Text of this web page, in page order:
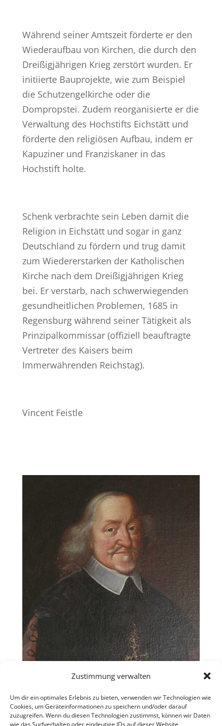
Zustimmung verwalten
Um dir ein optimales Erlebnis zu bieten, verwenden wir Technologien wie
Cookies, um Geräteinformationen zu speichern und/oder darauf
zuzugreifen. Wenn du diesen Technologien zustimmst, können wir Daten
wie das Surfverhalten oder eindeutige IDs auf dieser Website
Während seiner Amtszeit förderte er den
Wiederaufbau von Kirchen, die durch den
Dreißigjährigen Krieg zerstört wurden. Er
initiierte Bauprojekte, wie zum Beispiel
die Schutzengelkirche oder die
Dompropstei. Zudem reorganisierte er die
Verwaltung des Hochstifts Eichstätt und
förderte den religiösen Aufbau, indem er
Kapuziner und Franziskaner in das
Hochstift holte.
Schenk verbrachte sein Leben damit die
Religion in Eichstätt und sogar in ganz
Deutschland zu fördern und trug damit
zum Wiedererstarken der Katholischen
Kirche nach dem Dreißigjährigen Krieg
bei. Er verstarb, nach schwerwiegenden
gesundheitlichen Problemen, 1685 in
Regensburg während seiner Tätigkeit als
Prinzipalkommissar (offiziell beauftragte
Vertreter des Kaisers beim
Immerwährenden Reichstag).
Vincent Feistle